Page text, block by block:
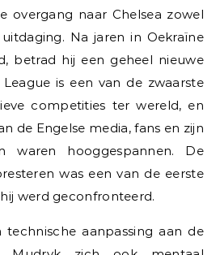
overgang naar Chelsea zowel
Na jaren in Oekraïne
betrad hij een geheel nieuwe
is een van de zwaarste
competities ter wereld, en
de Engelse media, fans en zijn
waren hooggespannen. De
was een van de eerste
werd geconfronteerd.
technische aanpassing aan de